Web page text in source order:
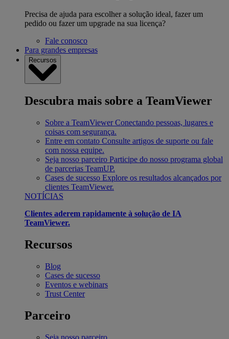
Precisa de ajuda para escolher a solução ideal, fazer um
pedido ou fazer um upgrade na sua licença?
Fale conosco
Para grandes empresas
Recursos
Descubra mais sobre a TeamViewer
Sobre a TeamViewer Conectando pessoas, lugares e
coisas com segurança.
Entre em contato Consulte artigos de suporte ou fale
com nossa equipe.
Seja nosso parceiro Participe do nosso programa global
de parcerias TeamUP.
Cases de sucesso Explore os resultados alcançados por
clientes TeamViewer.
NOTÍCIAS
Clientes aderem rapidamente à solução de IA
TeamViewer.
Recursos
Blog
Cases de sucesso
Eventos e webinars
Trust Center
Parceiro
Seja nosso parceiro